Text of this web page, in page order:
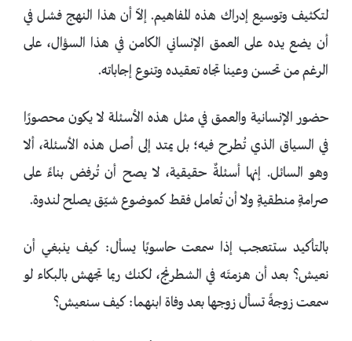
لتكثيف وتوسيع إدراك هذه المفاهيم. إلاّ أن هذا النهج فشل في
أن يضع يده على العمق الإنساني الكامن في هذا السؤال، على
الرغم من تحسن وعينا تجاه تعقيده وتنوع إجاباته.
حضور الإنسانية والعمق في مثل هذه الأسئلة لا يكون محصورًا
في السياق الذي تُطرح فيه؛ بل يمتد إلى أصل هذه الأسئلة، ألا
وهو السائل. إنها أسئلةٌ حقيقية، لا يصح أن تُرفض بناءً على
صرامةٍ منطقيةٍ ولا أن تُعامل فقط كموضوع شيّق يصلح لندوة.
بالتأكيد ستتعجب إذا سمعت حاسوبًا يسأل: كيف ينبغي أن
نعيش؟ بعد أن هزمتَه في الشطرنج، لكنك ربما تجهش بالبكاء لو
سمعت زوجةً تسأل زوجها بعد وفاة ابنهما: كيف سنعيش؟